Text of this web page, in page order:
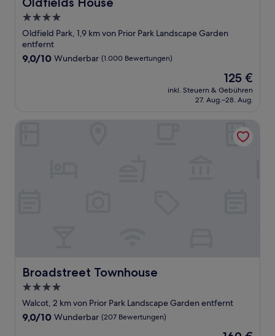
4.0-
Sterne-
Unterkunft
Oldfield Park, 1,9 km von Prior Park Landscape Garden
entfernt
9.0
9,0/10 Wunderbar (1.000 Bewertungen)
Der
Preis
beträgt
125 €
inkl. Steuern & Gebühren
27. Aug.–28. Aug.
Broadstreet Townhouse
Broadstreet Townhouse
4.0-
Sterne-
Unterkunft
Walcot, 2 km von Prior Park Landscape Garden entfernt
9.0
9,0/10 Wunderbar (207 Bewertungen)